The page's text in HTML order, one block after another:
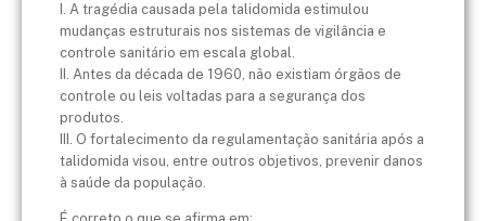
I. A tragédia causada pela talidomida estimulou
mudanças estruturais nos sistemas de vigilância e
controle sanitário em escala global.
II. Antes da década de 1960, não existiam órgãos de
controle ou leis voltadas para a segurança dos
produtos.
III. O fortalecimento da regulamentação sanitária após a
talidomida visou, entre outros objetivos, prevenir danos
à saúde da população.